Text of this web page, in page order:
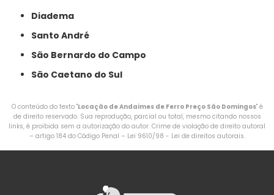
Diadema
Santo André
São Bernardo do Campo
São Caetano do Sul
O conteúdo do texto "Locação de Andaimes de Ferro Preço São Domingos" é
de direito reservado. Sua reprodução, parcial ou total, mesmo citando nossos
links, é proibida sem a autorização do autor. Crime de violação de direito autoral
– artigo 184 do Código Penal – Lei 9610/98 - Lei de direitos autorais.